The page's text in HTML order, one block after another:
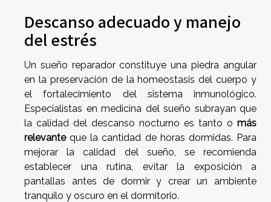
Descanso adecuado y manejo
del estrés
Un sueño reparador constituye una piedra angular
en la preservación de la homeostasis del cuerpo y
el fortalecimiento del sistema inmunológico.
Especialistas en medicina del sueño subrayan que
la calidad del descanso nocturno es tanto o más
relevanteque la cantidad de horas dormidas. Para
mejorar la calidad del sueño, se recomienda
establecer una rutina, evitar la exposición a
pantallas antes de dormir y crear un ambiente
tranquilo y oscuro en el dormitorio.